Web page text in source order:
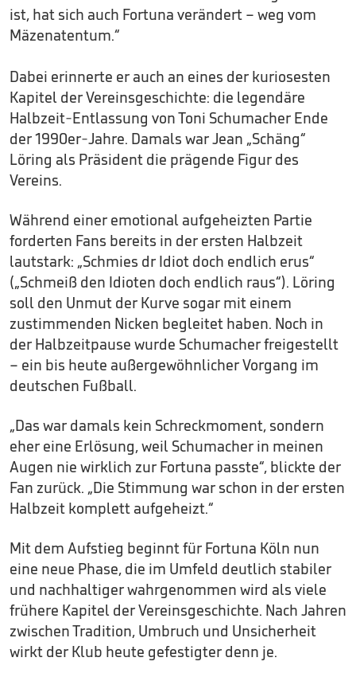
ist, hat sich auch Fortuna verändert – weg vom
Mäzenatentum.“
Dabei erinnerte er auch an eines der kuriosesten
Kapitel der Vereinsgeschichte: die legendäre
Halbzeit-Entlassung von Toni Schumacher Ende
der 1990er-Jahre. Damals war Jean „Schäng“
Löring als Präsident die prägende Figur des
Vereins.
Während einer emotional aufgeheizten Partie
forderten Fans bereits in der ersten Halbzeit
lautstark: „Schmies dr Idiot doch endlich erus“
(„Schmeiß den Idioten doch endlich raus“). Löring
soll den Unmut der Kurve sogar mit einem
zustimmenden Nicken begleitet haben. Noch in
der Halbzeitpause wurde Schumacher freigestellt
– ein bis heute außergewöhnlicher Vorgang im
deutschen Fußball.
„Das war damals kein Schreckmoment, sondern
eher eine Erlösung, weil Schumacher in meinen
Augen nie wirklich zur Fortuna passte“, blickte der
Fan zurück. „Die Stimmung war schon in der ersten
Halbzeit komplett aufgeheizt.“
Mit dem Aufstieg beginnt für Fortuna Köln nun
eine neue Phase, die im Umfeld deutlich stabiler
und nachhaltiger wahrgenommen wird als viele
frühere Kapitel der Vereinsgeschichte. Nach Jahren
zwischen Tradition, Umbruch und Unsicherheit
wirkt der Klub heute gefestigter denn je.